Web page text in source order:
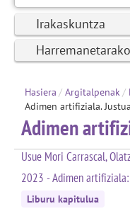
Irakaskuntza
Harremanetarako
Hasiera / Argitalpenak/
Adimen artifiziala.
Adimen
Usue Mori Carrascal,
2023 - Adimen
Liburu kapitulua